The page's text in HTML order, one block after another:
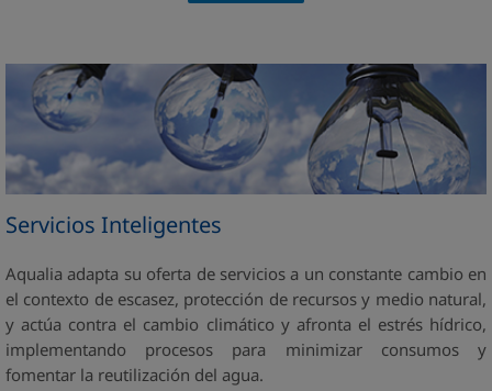
Servicios Inteligentes
Aqualia adapta su oferta de servicios a un constante cambio en
el contexto de escasez, protección de recursos y medio natural,
y actúa contra el cambio climático y afronta el estrés hídrico,
implementando procesos para minimizar consumos y
fomentar la reutilización del agua.